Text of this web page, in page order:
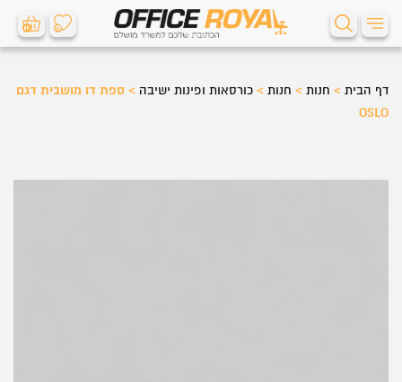
0 0
דף הבית > חנות > חנות > כורסאות ופינות ישיבה > ספת דו מושבית דגם
OSLO